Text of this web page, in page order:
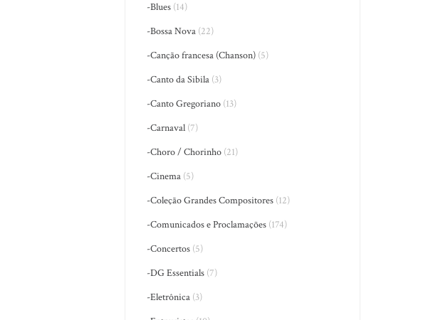
-Blues (14)
-Bossa Nova (22)
-Canção francesa (Chanson) (5)
-Canto da Sibila (3)
-Canto Gregoriano (13)
-Carnaval (7)
-Choro / Chorinho (21)
-Cinema (5)
-Coleção Grandes Compositores (12)
-Comunicados e Proclamações (174)
-Concertos (5)
-DG Essentials (7)
-Eletrônica (3)